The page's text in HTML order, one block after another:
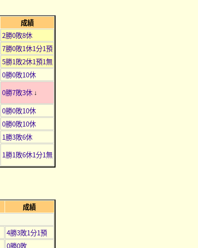
成績
2勝0敗8休
7勝0敗1休1分1預
5勝1敗2休1預1無
0勝0敗10休
0勝7敗3休 ↓
0勝0敗10休
0勝0敗10休
1勝3敗6休
1勝1敗6休1分1無
成績
4勝3敗1分1預
0勝0敗